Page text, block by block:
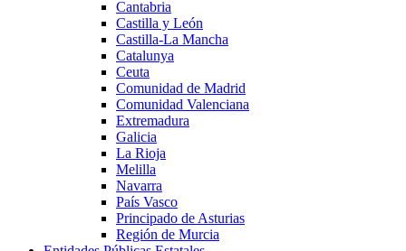
Cantabria
Castilla y León
Castilla-La Mancha
Catalunya
Ceuta
Comunidad de Madrid
Comunidad Valenciana
Extremadura
Galicia
La Rioja
Melilla
Navarra
País Vasco
Principado de Asturias
Región de Murcia